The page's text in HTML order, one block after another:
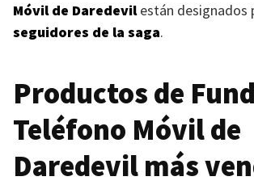
Móvil de Daredevilestán designados
seguidores de la saga.
Productos de
Teléfono Móvil de
Daredevil más